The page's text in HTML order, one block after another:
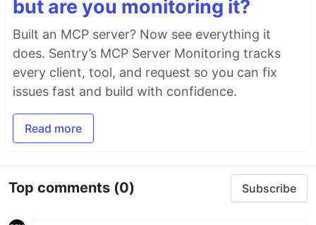
but are you monitoring it?
Built an MCP server? Now see everything it
does. Sentry’s MCP Server Monitoring tracks
every client, tool, and request so you can fix
issues fast and build with confidence.
Read more
Top comments (0) Subscribe